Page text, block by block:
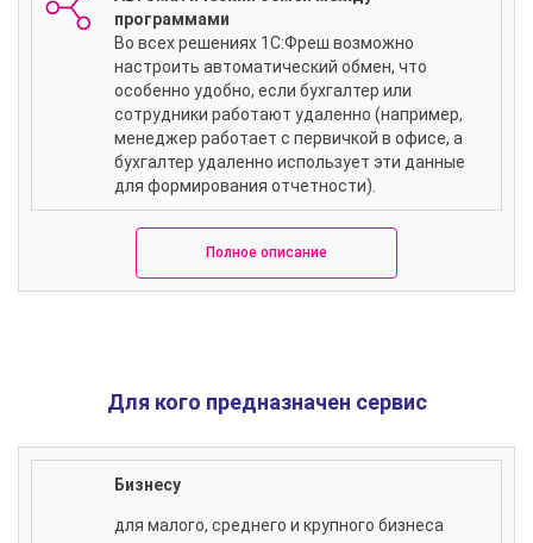
программами
Во всех решениях 1С:Фреш возможно
настроить автоматический обмен, что
особенно удобно, если бухгалтер или
сотрудники работают удаленно (например,
менеджер работает с первичкой в офисе, а
бухгалтер удаленно использует эти данные
для формирования отчетности).
Полное описание
Для кого предназначен сервис
Бизнесу
для малого, среднего и крупного бизнеса